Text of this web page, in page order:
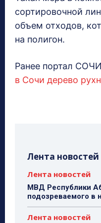
сортировочной
объем отходов,
на полигон.
Ранее портал
в Сочи дерево
Лента новостей
Лента новостей
МВД Республики
подозреваемого в
Лента новостей